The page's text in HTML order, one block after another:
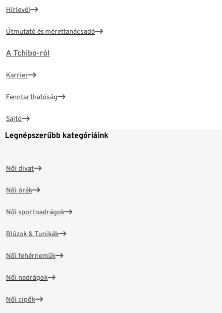
Hírlevél
Útmutató és mérettanácsadó
A Tchibo-ról
Karrier
Fenntarthatóság
Sajtó
Legnépszerűbb kategóriáink
Női divat
Női órák
Női sportnadrágok
Blúzok & Tunikák
Női fehérneműk
Női nadrágok
Női cipők